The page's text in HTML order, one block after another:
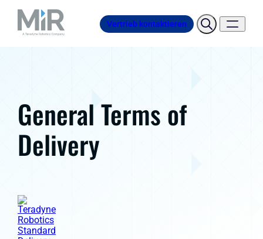
Vertrieb kontaktieren
General Terms of
Delivery